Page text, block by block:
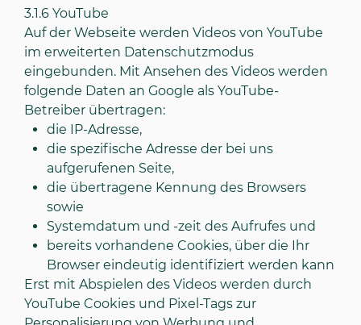
3.1.6 YouTube
Auf der Webseite werden Videos von YouTube
im erweiterten Datenschutzmodus
eingebunden. Mit Ansehen des Videos werden
folgende Daten an Google als YouTube-
Betreiber übertragen:
die IP-Adresse,
die spezifische Adresse der bei uns
aufgerufenen Seite,
die übertragene Kennung des Browsers
sowie
Systemdatum und -zeit des Aufrufes und
bereits vorhandene Cookies, über die Ihr
Browser eindeutig identifiziert werden kann
Erst mit Abspielen des Videos werden durch
YouTube Cookies und Pixel-Tags zur